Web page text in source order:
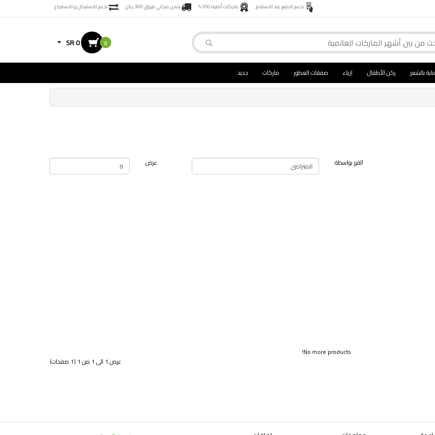
ندعم الدفع عند الاستلام ماركات أصلية 100% شحن مجاني فوق 300 ريال ندعم الاستبدال و الاسترجاع
0
SR 0
بالشعر ركن الأطفال ازياء صفقات العطور ماركات جديد
الفرز بواسطة: عرض:
No more products!
عرض 1 الى 1 من 1 (1 صفحات)